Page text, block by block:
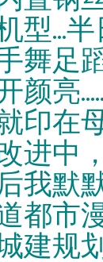
型...
舞足
颜亮
印在
进中
我默
都市
建规